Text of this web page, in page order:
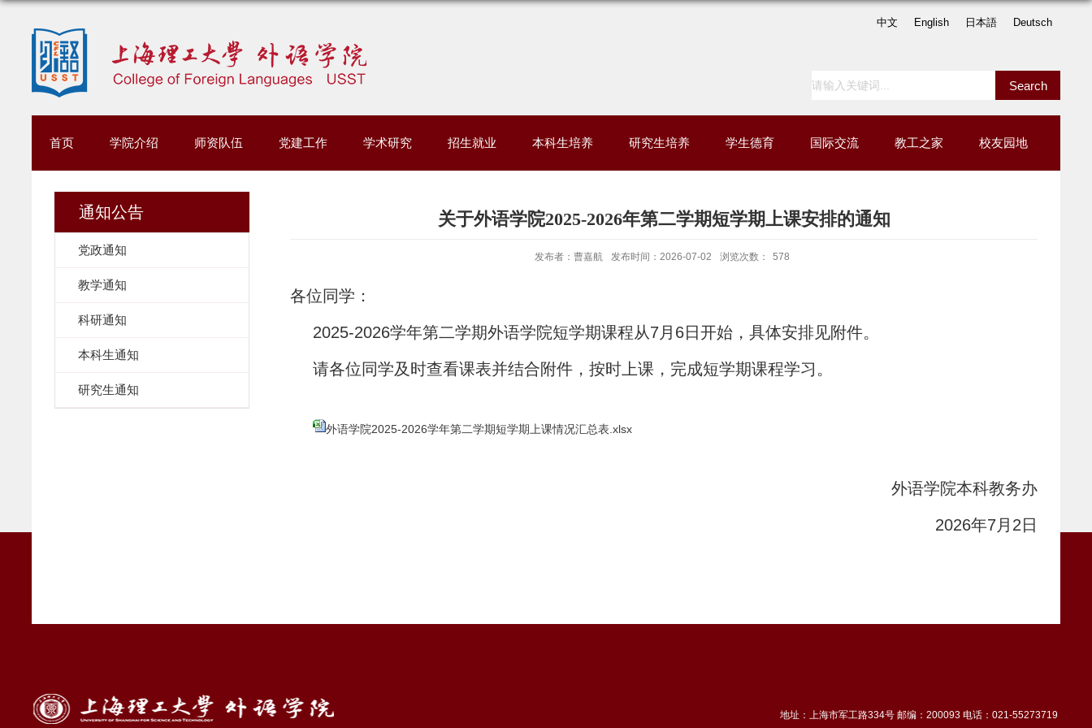
中文 English 日本語 Deutsch
首页 学院介绍 师资队伍 党建工作 学术研究 招生就业 本科生培养 研究生培养 学生德育 国际交流 教工之家 校友园地
通知公告
党政通知
教学通知
科研通知
本科生通知
研究生通知
关于外语学院2025-2026年第二学期短学期上课安排的通知
发布者：曹嘉航 发布时间：2026-07-02 浏览次数： 578
各位同学：
2025-2026学年第二学期外语学院短学期课程从7月6日开始，具体安排见附件。
请各位同学及时查看课表并结合附件，按时上课，完成短学期课程学习。
外语学院2025-2026学年第二学期短学期上课情况汇总表.xlsx
外语学院本科教务办
2026年7月2日
地址：上海市军工路334号 邮编：200093 电话：021-55273719